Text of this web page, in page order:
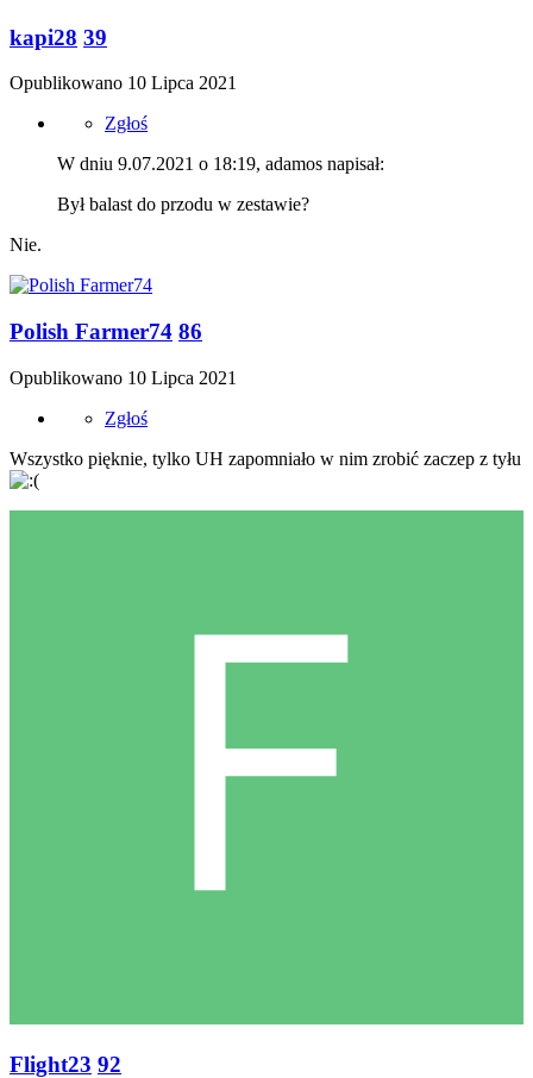
kapi28 39
Opublikowano 10 Lipca 2021
Zgłoś
W dniu 9.07.2021 o 18:19, adamos napisał:
Był balast do przodu w zestawie?
Nie.
Polish Farmer74 86
Opublikowano 10 Lipca 2021
Zgłoś
Wszystko pięknie, tylko UH zapomniało w nim zrobić zaczep z tyłu
Flight23 92